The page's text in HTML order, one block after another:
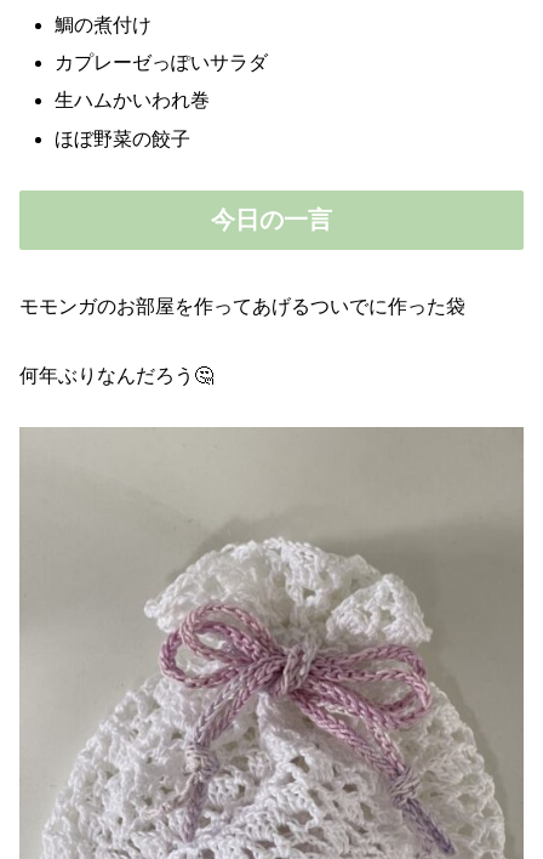
鯛の煮付け
カプレーゼっぽいサラダ
生ハムかいわれ巻
ほぼ野菜の餃子
今日の一言
モモンガのお部屋を作ってあげるついでに作った袋
何年ぶりなんだろう🤔